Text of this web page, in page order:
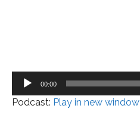
Tocador
áudio
00:00
Podcast: Play in new window